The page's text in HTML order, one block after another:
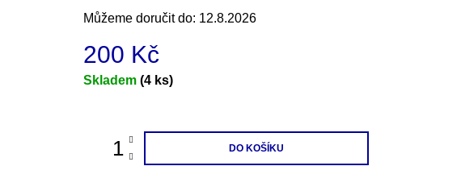
Můžeme doručit do: 12.8.2026
200 Kč
Měrná
Skladem (4 ks)
DO KOŠÍKU